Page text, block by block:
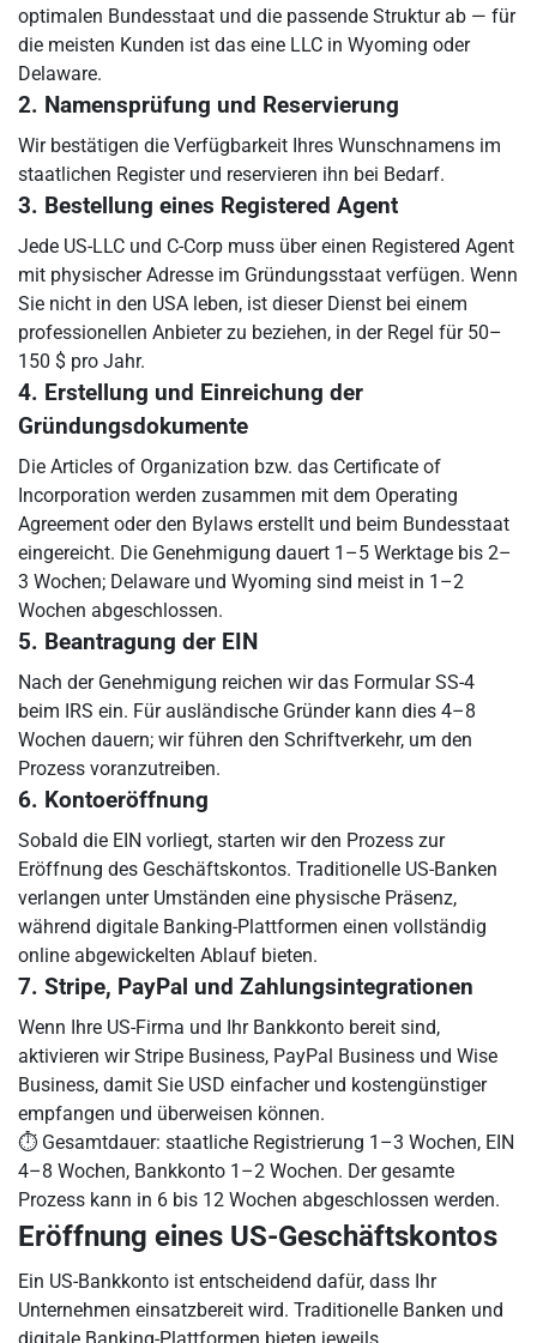
optimalen Bundesstaat und die passende Struktur ab — für
die meisten Kunden ist das eine LLC in Wyoming oder
Delaware.
2. Namensprüfung und Reservierung
Wir bestätigen die Verfügbarkeit Ihres Wunschnamens im
staatlichen Register und reservieren ihn bei Bedarf.
3. Bestellung eines Registered Agent
Jede US-LLC und C-Corp muss über einen Registered Agent
mit physischer Adresse im Gründungsstaat verfügen. Wenn
Sie nicht in den USA leben, ist dieser Dienst bei einem
professionellen Anbieter zu beziehen, in der Regel für 50–
150 $ pro Jahr.
4. Erstellung und Einreichung der
Gründungsdokumente
Die Articles of Organization bzw. das Certificate of
Incorporation werden zusammen mit dem Operating
Agreement oder den Bylaws erstellt und beim Bundesstaat
eingereicht. Die Genehmigung dauert 1–5 Werktage bis 2–
3 Wochen; Delaware und Wyoming sind meist in 1–2
Wochen abgeschlossen.
5. Beantragung der EIN
Nach der Genehmigung reichen wir das Formular SS-4
beim IRS ein. Für ausländische Gründer kann dies 4–8
Wochen dauern; wir führen den Schriftverkehr, um den
Prozess voranzutreiben.
6. Kontoeröffnung
Sobald die EIN vorliegt, starten wir den Prozess zur
Eröffnung des Geschäftskontos. Traditionelle US-Banken
verlangen unter Umständen eine physische Präsenz,
während digitale Banking-Plattformen einen vollständig
online abgewickelten Ablauf bieten.
7. Stripe, PayPal und Zahlungsintegrationen
Wenn Ihre US-Firma und Ihr Bankkonto bereit sind,
aktivieren wir Stripe Business, PayPal Business und Wise
Business, damit Sie USD einfacher und kostengünstiger
empfangen und überweisen können.
⏱ Gesamtdauer: staatliche Registrierung 1–3 Wochen, EIN
4–8 Wochen, Bankkonto 1–2 Wochen. Der gesamte
Prozess kann in 6 bis 12 Wochen abgeschlossen werden.
Eröffnung eines US-Geschäftskontos
Ein US-Bankkonto ist entscheidend dafür, dass Ihr
Unternehmen einsatzbereit wird. Traditionelle Banken und